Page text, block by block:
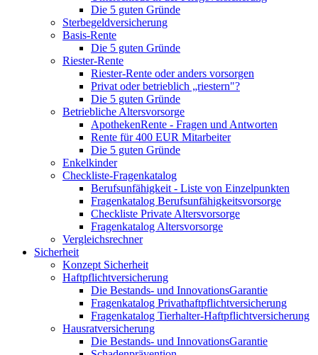
Die 5 guten Gründe
Sterbegeldversicherung
Basis-Rente
Die 5 guten Gründe
Riester-Rente
Riester-Rente oder anders vorsorgen
Privat oder betrieblich „riestern"?
Die 5 guten Gründe
Betriebliche Altersvorsorge
ApothekenRente - Fragen und Antworten
Rente für 400 EUR Mitarbeiter
Die 5 guten Gründe
Enkelkinder
Checkliste-Fragenkatalog
Berufsunfähigkeit - Liste von Einzelpunkten
Fragenkatalog Berufsunfähigkeitsvorsorge
Checkliste Private Altersvorsorge
Fragenkatalog Altersvorsorge
Vergleichsrechner
Sicherheit
Konzept Sicherheit
Haftpflichtversicherung
Die Bestands- und InnovationsGarantie
Fragenkatalog Privathaftpflichtversicherung
Fragenkatalog Tierhalter-Haftpflichtversicherung
Hausratversicherung
Die Bestands- und InnovationsGarantie